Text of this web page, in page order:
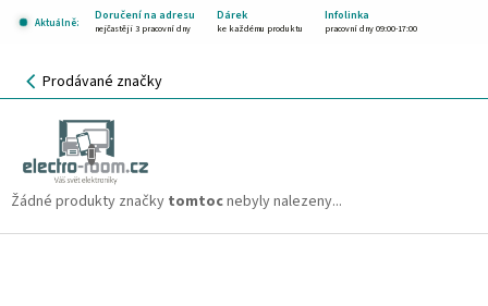
Aktuálně:
Doručení na adresu Dárek Infolinka
nejčastěji 3 pracovní dny ke každému produktu pracovní dny 09:00-17:00
NÁKUPNÍ
KOŠÍK
Prodávané značky
tomtoc
Žádné produkty značky tomtocnebyly nalezeny...
Z